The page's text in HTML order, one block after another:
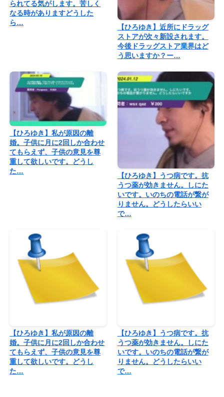
られてる気がします。苦しく
なる時がありますどうした
ら…
【ひろゆき】近所にドラッグ
ストアが次々新設されます。
今後ドラッグストア業界はど
う思いますか？ー…
【ひろゆき】私が原因の離
婚。子供に月に2回しか合わせ
てもらえず、子供の意見を尊
重して欲しいです。どうし
た…
【ひろゆき】うつ病です。抗
うつ薬が効きません。しにた
いです。いのちの電話が繋が
りません。どうしたらいい
で…
【ひろゆき】私が原因の離
婚。子供に月に2回しか合わせ
てもらえず、子供の意見を尊
重して欲しいです。どうし
た…
【ひろゆき】うつ病です。抗
うつ薬が効きません。しにた
いです。いのちの電話が繋が
りません。どうしたらいい
で…